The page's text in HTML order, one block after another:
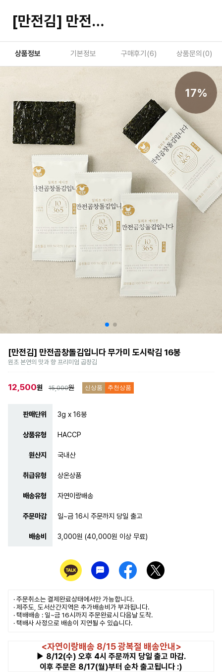
[만전김] 만전곱창돌김입니다 무가미 도시락김 16봉
상품정보 기본정보 구매후기(6) 상품문의(0)
17%
[만전김] 만전곱창돌김입니다 무가미 도시락김 16봉
원초 본연의 맛과 향 프리미엄 곱창김
12,500원 15,000원 신상품 추천상품
판매단위 3g x 16봉
상품유형 HACCP
원산지 국내산
취급유형 상온상품
배송유형 자연이랑배송
주문마감 일~금 16시 주문까지 당일 출고
배송비 3,000원 (40,000원 이상 무료)
· 주문취소는 결제완료상태에서만 가능합니다.
· 제주도, 도서산간지역은 추가배송비가 부과됩니다.
· 택배배송 : 일~금 16시까지 주문완료시 다음날 도착.
· 택배사 사정으로 배송이 지연될 수 있습니다.
<자연이랑배송 8/15 광복절 배송안내>
▶ 8/12(수) 오후 4시 주문까지 당일 출고 마감.
이후 주문은 8/17(월)부터 순차 출고됩니다 :)